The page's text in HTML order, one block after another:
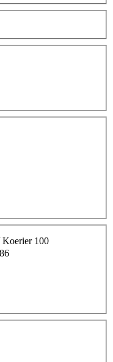
Koerier 100
86